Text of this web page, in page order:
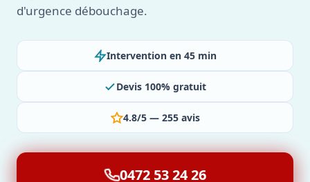
d'urgence débouchage.
Intervention en 45 min
Devis 100% gratuit
4.8/5 — 255 avis
0472 53 24 26